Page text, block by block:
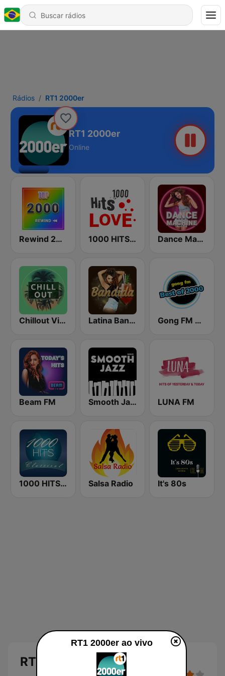
Rádios RT1 2000er
RT1 2000er
Online
Rewind 2000's 1000 HITS Love Dance Machine
Chillout Vibes Latina Bandida! Gong FM Best of 2000
Beam FM Smooth Jazz - Groov LUNA FM
1000 HITS Classical Music Salsa Radio It's 80s
RT1 2000er
RT1 2000er ao vivo